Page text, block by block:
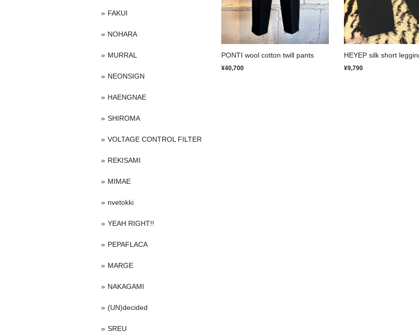
PONTI wool cotton twill pants
¥40,700
HEYEP silk short
¥9,790
FAKUI
NOHARA
MURRAL
NEONSIGN
HAENGNAE
SHIROMA
VOLTAGE CONTROL FILTER
REKISAMI
MIMAE
nvetokki
YEAH RIGHT!!
PEPAFLACA
MARGE
NAKAGAMI
(UN)decided
SREU